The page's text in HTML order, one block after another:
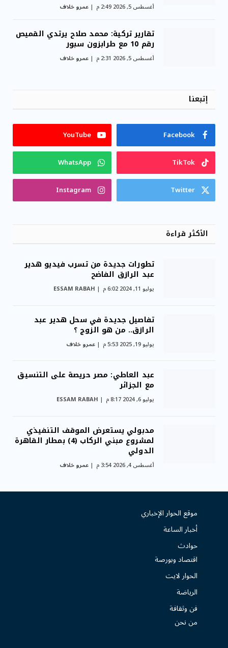
أغسطس 5, 2026 2:49 م عمرو خلاف
تقارير تركية: محمد صلاح يرتدي القميص
رقم 10 مع طرابزون سبور
أغسطس 5, 2026 2:31 م عمرو خلاف
إتبعنا
Facebook
YouTube
TikTok
WhatsApp
Twitter
Instagram
الأكثر قراءة
تطورات جديدة من تسرب فيديو هدير
عبد الرازق الفاضح
يوليو 11, 2024 6:02 م ESSAM RABAH
تفاصيل جديدة في سحل هدير عبد
الرازق.. من هو الزوج ؟
يوليو 19, 2025 5:53 م عمرو خلاف
عبد العاطي: مصر حريصة على التنسيق
مع الجزائر
يوليو 6, 2024 8:17 م ESSAM RABAH
مدبولي يستعرض الموقف التنفيذي
لمشروع مبني الركاب (4) بمطار القاهرة
الدولي
أغسطس 4, 2026 3:54 م عمرو خلاف
موقع الحوار الإخباري
أخبار الساعة
حوادث
اقتصاد وبورصة
الحوار لايت
الرياضة
فن وثقافة
من نحن